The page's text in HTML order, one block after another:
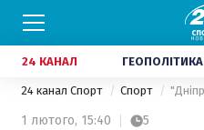
24 КАНАЛ ГЕОПОЛІТИКА
24 канал Спорт Спорт
1 лютого, 15:40 5